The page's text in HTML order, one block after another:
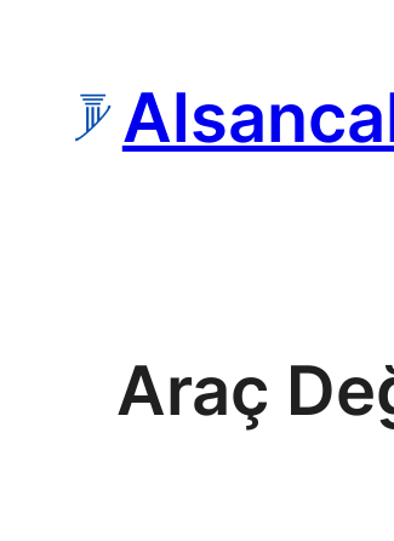
Araç